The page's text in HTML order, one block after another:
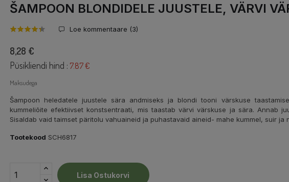
ŠAMPOON BLONDIDELE JUUSTELE, VÄRVI
Loe kommentaare (3)
8,28 €
Püsikliendi hind : 7.87 €
Maksudega
Šampoon heledatele juustele sära andmiseks ja blondi tooni värskuse
kummeliõite efektiivset konstsentraati, mis taastab värvi värskuse ja sära. Annab
Sisaldab vaid taimset päritolu vahuaineid ja puhastavaid aineid- mahe kummel, suir ja
Tootekood SCH6817
Lisa Ostukorvi